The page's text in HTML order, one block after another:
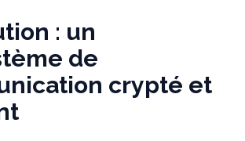
: un
de
crypté et